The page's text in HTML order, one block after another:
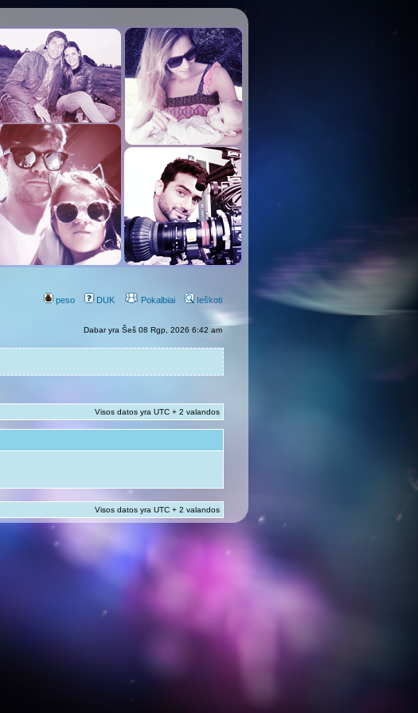
peso
DUK Pokalbiai Ieškoti
Dabar yra Šeš 08 Rgp, 2026 6:42 am
Visos datos yra UTC + 2 valandos
Visos datos yra UTC + 2 valandos